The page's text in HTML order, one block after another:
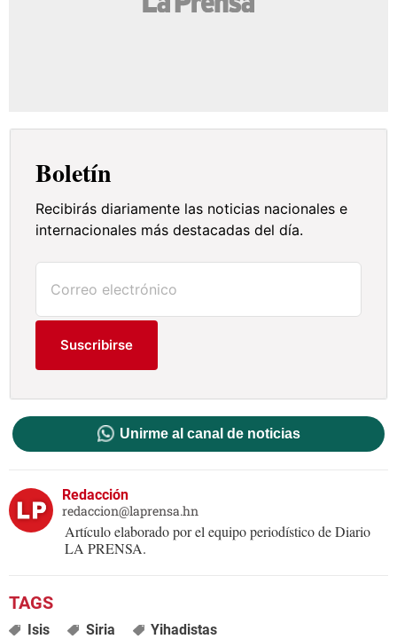
Boletín
Recibirás diariamente las noticias nacionales e
internacionales más destacadas del día.
Suscribirse
Unirme al canal de noticias
Redacción
redaccion@laprensa.hn
Artículo elaborado por el equipo periodístico de Diario
LA PRENSA.
Isis Siria Yihadistas